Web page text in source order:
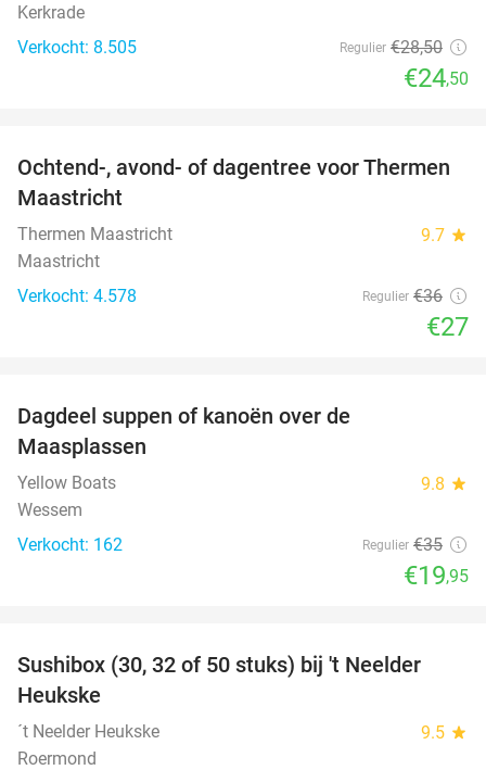
Kerkrade
Verkocht: 8.505
Regulier €28,50
€24,50
25%
Ochtend-, avond- of dagentree voor Thermen
Maastricht
Thermen Maastricht 9.7 star
Maastricht
Verkocht: 4.578
Regulier €36
€27
Dagdeel suppen of kanoën over de
Maasplassen
Yellow Boats 9.8 star
Wessem
Verkocht: 162
Regulier €35
€19,95
34%
Sushibox (30, 32 of 50 stuks) bij 't Neelder
Heukske
´t Neelder Heukske 9.5 star
Roermond